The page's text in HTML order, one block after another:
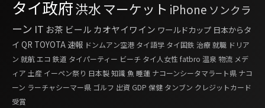
タイ政府洪水マーケット iPhone ソンクラ
ーン IT お茶 ビール カオヤイワイン ワールドカップ 日本からタ
イ QR TOYOTA 速報 ドンムアン空港 タイ語学 タイ国鉄 治療就職 ドリア
ン 就航エコ 鉄道 タイパーティー ビーチ タイ人女性 fatbro 温泉 物流 メデ
ィア 土産 イーペン祭り 日本製知識 魚 睡蓮 ナコーンシータマラート県 ナコ
ーン ラーチャシーマー県 ゴルフ 出資 GDP 保健 タンブン クレジットカード
受賞